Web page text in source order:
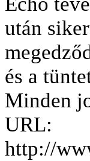
után
és a
Minden
URL:
http://